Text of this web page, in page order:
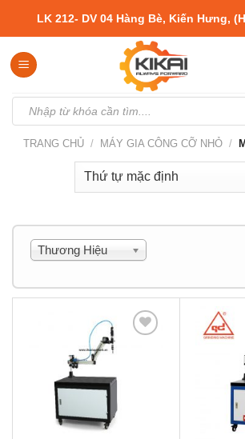
content
LK 212- DV 04 Hàng Bè, Kiến Hưng,
kiếm:
TRANG CHỦ / MÁY GIA CÔNG CỠ NHỎ /
Thương Hiệu